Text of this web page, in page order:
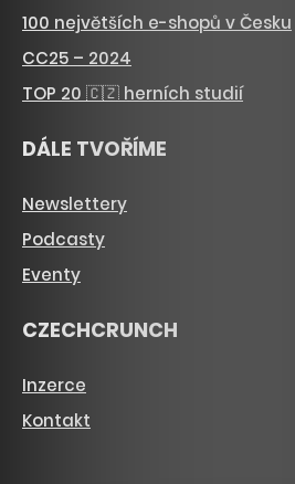
100 největších e-shopů v Česku
CC25 – 2024
TOP 20 🇨🇿 herních studií
DÁLE TVOŘÍME
Newslettery
Podcasty
Eventy
CZECHCRUNCH
Inzerce
Kontakt